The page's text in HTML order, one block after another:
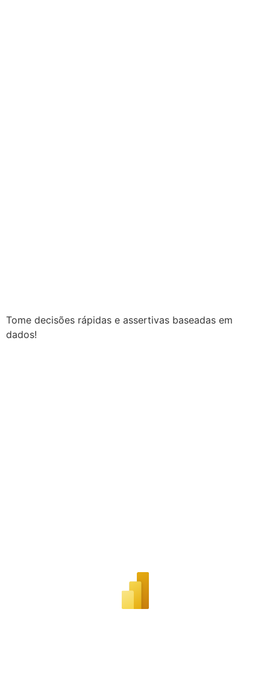
Tome decisões rápidas e assertivas baseadas em
dados!